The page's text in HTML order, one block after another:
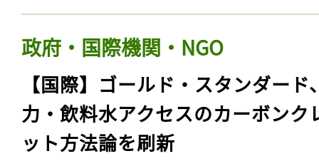
政府・国際機関・NGO
【国際】ゴールド・スタンダード
力・飲料水アクセスのカーボンク
ット方法論を刷新